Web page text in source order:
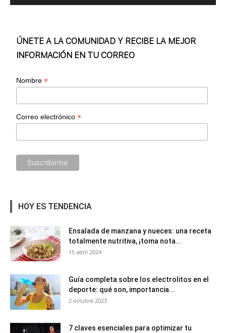
ÚNETE A LA COMUNIDAD Y RECIBE LA MEJOR
INFORMACIÓN EN TU CORREO
Nombre*
Correo electrónico*
HOY ES TENDENCIA
Ensalada de manzana y nueces: una receta
totalmente nutritiva, ¡toma nota...
15 abril 2024
Guía completa sobre los electrolitos en el
deporte: qué son, importancia...
2 octubre 2023
7 claves esenciales para optimizar tu